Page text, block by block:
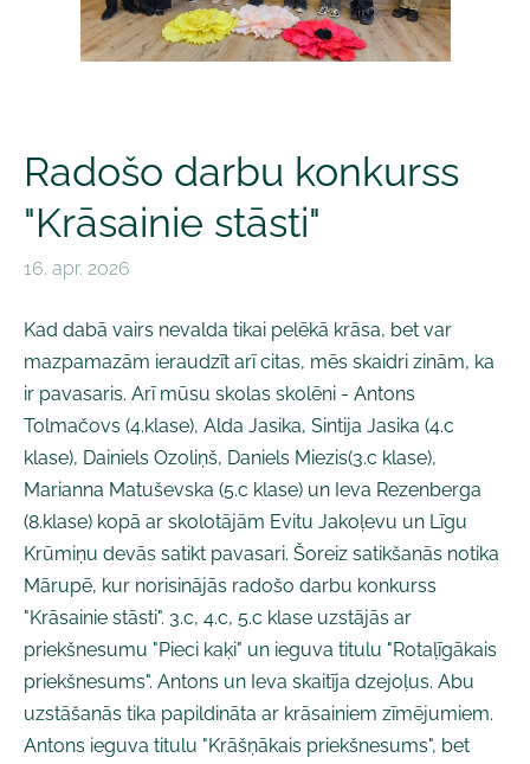
Radošo darbu konkurss
"Krāsainie stāsti"
16. apr. 2026
Kad dabā vairs nevalda tikai pelēkā krāsa, bet var
mazpamazām ieraudzīt arī citas, mēs skaidri zinām, ka
ir pavasaris. Arī mūsu skolas skolēni - Antons
Tolmačovs (4.klase), Alda Jasika, Sintija Jasika (4.c
klase), Dainiels Ozoliņš, Daniels Miezis(3.c klase),
Marianna Matuševska (5.c klase) un Ieva Rezenberga
(8.klase) kopā ar skolotājām Evitu Jakoļevu un Līgu
Krūmiņu devās satikt pavasari. Šoreiz satikšanās notika
Mārupē, kur norisinājās radošo darbu konkurss
"Krāsainie stāsti". 3.c, 4.c, 5.c klase uzstājās ar
priekšnesumu "Pieci kaķi" un ieguva titulu "Rotaļīgākais
priekšnesums". Antons un Ieva skaitīja dzejoļus. Abu
uzstāšanās tika papildināta ar krāsainiem zīmējumiem.
Antons ieguva titulu "Krāšņākais priekšnesums", bet